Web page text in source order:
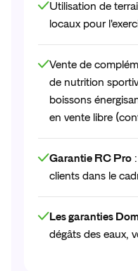
Utilisation de
locaux pour
Vente de
de nutrition
boissons
en vente libre
Garantie RC Pro
clients dans le
Les garanties
dégâts des eaux,